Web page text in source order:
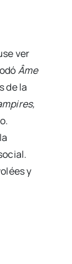
ver
Âme
de la
y